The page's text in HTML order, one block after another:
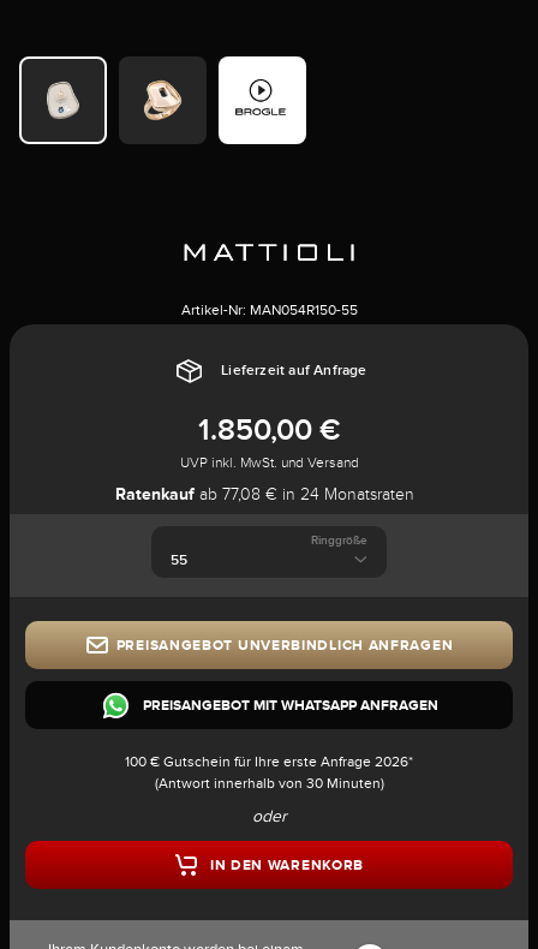
Artikel-Nr: MAN054R150-55
Lieferzeit auf Anfrage
1.850,00 €
UVP inkl. MwSt. und Versand
Ratenkaufab 77,08 € in 24 Monatsraten
Ringgröße
PREISANGEBOT UNVERBINDLICH ANFRAGEN
PREISANGEBOT MIT WHATSAPP ANFRAGEN
100 € Gutschein für Ihre erste Anfrage 2026*
(Antwort innerhalb von 30 Minuten)
oder
IN DEN WARENKORB